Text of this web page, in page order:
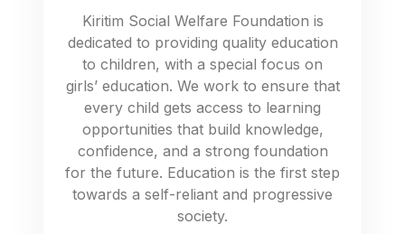
Kiritim Social Welfare Foundation is
dedicated to providing quality education
to children, with a special focus on
girls’ education. We work to ensure that
every child gets access to learning
opportunities that build knowledge,
confidence, and a strong foundation
for the future. Education is the first step
towards a self-reliant and progressive
society.